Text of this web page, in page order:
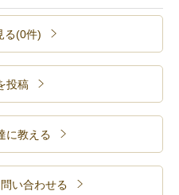
る(0件)
投稿
に教える
い合わせる